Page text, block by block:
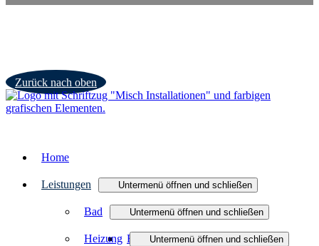
Zurück nach oben
Home
Leistungen Untermenü öffnen und schließen
Bad Untermenü öffnen und schließen
Badmodernisierung
Heizung Untermenü öffnen und schließen